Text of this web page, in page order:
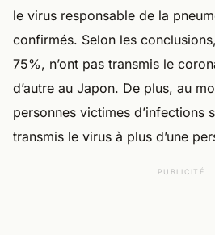
le virus responsable de la
confirmés. Selon les
75%, n’ont pas transmis le
d’autre au Japon. De plus, au
personnes victimes d’infections
transmis le virus à plus d’une
PUBLICITÉ